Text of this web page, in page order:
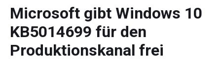
Microsoft gibt Windows 10
KB5014699 für den
Produktionskanal frei